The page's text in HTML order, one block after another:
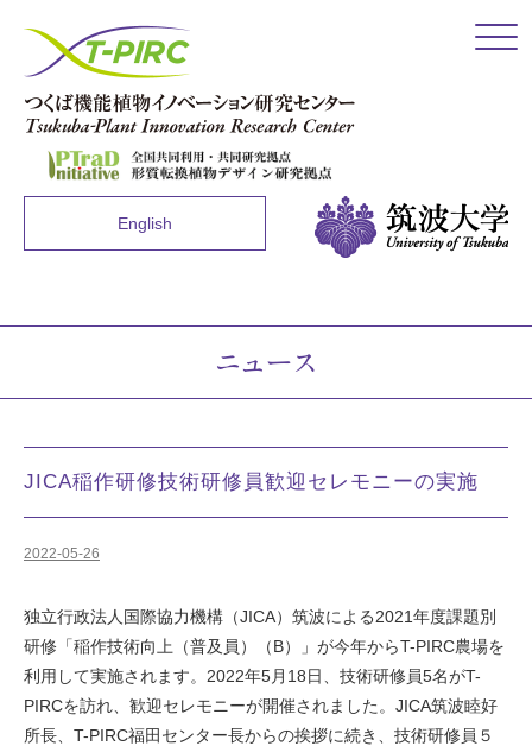
English
Click
ニュース
JICA稲作研修技術研修員歓迎セレモニーの実施
2022-05-26
独立行政法人国際協力機構（JICA）筑波による2021年度課題別
研修「稲作技術向上（普及員）（B）」が今年からT-PIRC農場を
利用して実施されます。2022年5月18日、技術研修員5名がT-
PIRCを訪れ、歓迎セレモニーが開催されました。JICA筑波睦好
所長、T-PIRC福田センター長からの挨拶に続き、技術研修員５